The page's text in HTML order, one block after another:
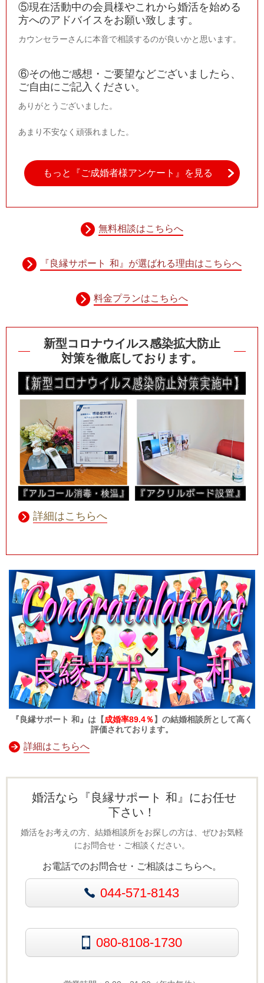
⑤現在活動中の会員様やこれから婚活を始める
方へのアドバイスをお願い致します。
カウンセラーさんに本音で相談するのが良いかと思います。
⑥その他ご感想・ご要望などございましたら、
ご自由にご記入ください。
ありがとうございました。
あまり不安なく頑張れました。
もっと『ご成婚者様アンケート』を見る
無料相談はこちらへ
『良縁サポート 和』が選ばれる理由はこちらへ
料金プランはこちらへ
新型コロナウイルス感染拡大防止
対策を徹底しております。
詳細はこちらへ
『良縁サポート 和』は【成婚率89.4％】の結婚相談所として高く
評価されております。
詳細はこちらへ
婚活なら『良縁サポート 和』にお任せ
下さい！
婚活をお考えの方、結婚相談所をお探しの方は、ぜひお気軽
にお問合せ・ご相談ください。
お電話でのお問合せ・ご相談はこちらへ。
044-571-8143
080-8108-1730